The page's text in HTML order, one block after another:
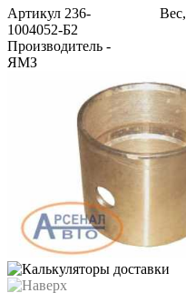
Артикул 236-
1004052-Б2
Производитель -
ЯМЗ